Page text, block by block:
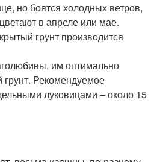
но боятся холодных ветров,
в апреле или мае.
грунт производится
им оптимально
грунт. Рекомендуемое
луковицами – около 15